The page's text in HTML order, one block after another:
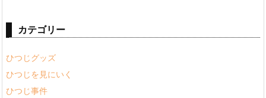
カテゴリー
ひつじグッズ
ひつじを見にいく
ひつじ事件